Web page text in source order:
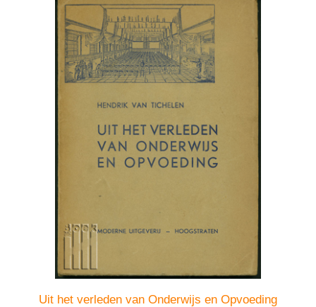
Uit het verleden van Onderwijs en Opvoeding